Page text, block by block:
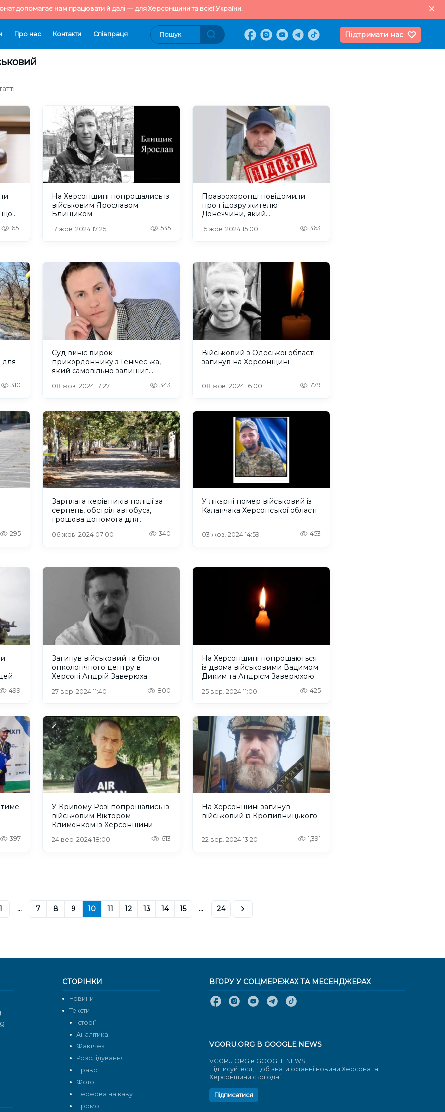
допомагає нам працювати й далі — для Херсонщини та всієї України.
Про нас Контакти Cпівпраця Підтримати нас
що
651
На Херсонщині попрощались із
військовим Ярославом
Блищиком
17 жов. 2024 17:25 535
Правоохоронці повідомили
про підозру жителю
Донеччини, який
режим на Херсонщині
15 жов. 2024 15:00 363
для
310
Суд виніс вирок
прикордоннику з Генічеська,
який самовільно залишив
російських окупантів
08 жов. 2024 17:27 343
Військовий з Одеської області
загинув на Херсонщині
08 жов. 2024 16:00 779
6 295
Зарплата керівників поліції за
серпень, обстріл автобуса,
грошова допомога для
Херсонщини за 5 жовтня 2024
06 жов. 2024 07:00 340
У лікарні помер військовий із
Каланчака Херсонської області
03 жов. 2024 14:59 453
499
Загинув військовий та біолог
онкологічного центру в
Херсоні Андрій Заверюха
27 вер. 2024 11:40 800
На Херсонщині попрощаються
із двома військовими Вадимом
Диким та Андрієм Заверюхою
25 вер. 2024 11:00 425
397
У Кривому Розі попрощались із
військовим Віктором
Клименком із Херсонщини
24 вер. 2024 18:00 613
На Херсонщині загинув
військовий із Кропивницького
22 вер. 2024 13:20 1,391
1 ... 7 8 9 10 11 12 13 14 15 ... 24
СТОРІНКИ
Новини
Тексти
Історії
Аналітика
Фактчек
Розслідування
Право
Фото
Перерва на каву
Промо
ВГОРУ У СОЦМЕРЕЖАХ ТА МЕСЕНДЖЕРАХ
VGORU.ORG В GOOGLE NEWS
VGORU.ORG в GOOGLE NEWS
Підписуйтеся, щоб знати останні новини Херсона та
Херсонщини сьогодні
Підписатися